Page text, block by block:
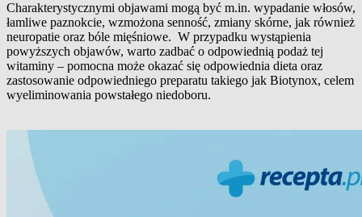
Charakterystycznymi objawami mogą być m.in. wypadanie włosów,
łamliwe paznokcie, wzmożona senność, zmiany skórne, jak również
neuropatie oraz bóle mięśniowe. W przypadku wystąpienia
powyższych objawów, warto zadbać o odpowiednią podaż tej
witaminy – pomocna może okazać się odpowiednia dieta oraz
zastosowanie odpowiedniego preparatu takiego jak Biotynox, celem
wyeliminowania powstałego niedoboru.